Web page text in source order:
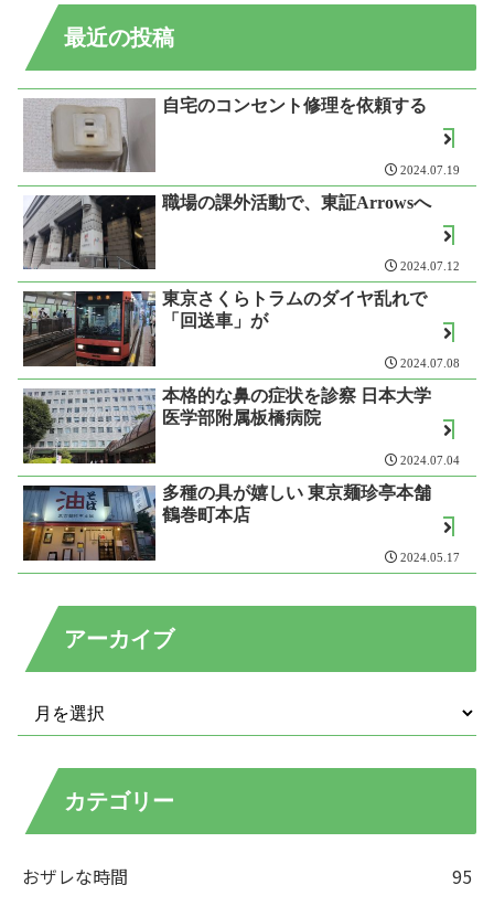
最近の投稿
自宅のコンセント修理を依頼する
2024.07.19
職場の課外活動で、東証Arrowsへ
2024.07.12
東京さくらトラムのダイヤ乱れで
「回送車」が
2024.07.08
本格的な鼻の症状を診察 日本大学
医学部附属板橋病院
2024.07.04
多種の具が嬉しい 東京麺珍亭本舗
鶴巻町本店
2024.05.17
アーカイブ
カテゴリー
おザレな時間
95